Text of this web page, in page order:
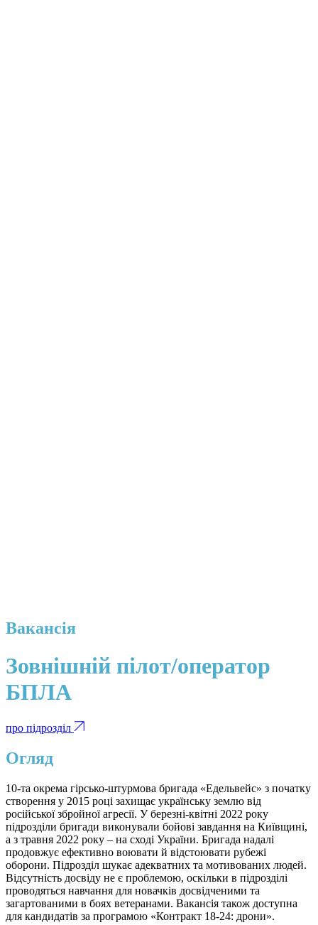
Вакансія
Зовнішній пілот/оператор
БПЛА
про підрозділ
Огляд
10-та окрема гірсько-штурмова бригада «Едельвейс» з початку
створення у 2015 році захищає українську землю від
російської збройної агресії. У березні-квітні 2022 року
підрозділи бригади виконували бойові завдання на Київщині,
а з травня 2022 року – на сході України. Бригада надалі
продовжує ефективно воювати й відстоювати рубежі
оборони. Підрозділ шукає адекватних та мотивованих людей.
Відсутність досвіду не є проблемою, оскільки в підрозділі
проводяться навчання для новачків досвідченими та
загартованими в боях ветеранами. Вакансія також доступна
для кандидатів за програмою «Контракт 18-24: дрони».